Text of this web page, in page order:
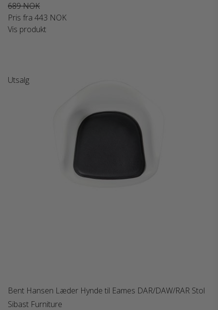
689 NOK
Pris fra 443 NOK
Vis produkt
Utsalg
Bent Hansen Læder Hynde til Eames DAR/DAW/RAR Stol
Sibast Furniture